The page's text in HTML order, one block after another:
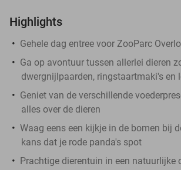
Highlights
Gehele dag entree voor ZooParc
Ga op avontuur tussen allerlei dieren
dwergnijlpaarden, ringstaartmaki's en
Geniet van de verschillende
alles over de dieren
Waag eens een kijkje in de bomen bij
kans dat je rode panda's spot
Prachtige dierentuin in een natuurlijke